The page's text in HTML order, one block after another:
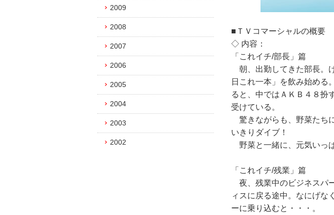
■ＴＶコマーシャルの概要
◇ 内容：
「これイチ/部長」篇
朝、出勤してきた部長。
日これ一本」を飲み始める
ると、中ではＡＫＢ４８扮
受けている。
驚きながらも、野菜たち
いきりダイブ！
野菜と一緒に、元気いっ
「これイチ/残業」篇
夜、残業中のビジネスパ
ィスに戻る途中。なにげな
ーに乗り込むと・・・。
2009
2008
2007
2006
2005
2004
2003
2002